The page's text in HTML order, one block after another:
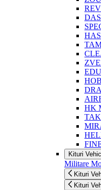
HK
Kituri
Militare
Kituri
Kituri